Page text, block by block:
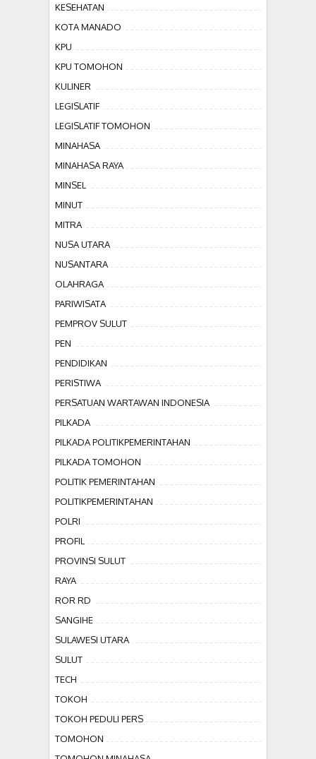
KESEHATAN
KOTA MANADO
KPU
KPU TOMOHON
KULINER
LEGISLATIF
LEGISLATIF TOMOHON
MINAHASA
MINAHASA RAYA
MINSEL
MINUT
MITRA
NUSA UTARA
NUSANTARA
OLAHRAGA
PARIWISATA
PEMPROV SULUT
PEN
PENDIDIKAN
PERISTIWA
PERSATUAN WARTAWAN INDONESIA
PILKADA
PILKADA POLITIKPEMERINTAHAN
PILKADA TOMOHON
POLITIK PEMERINTAHAN
POLITIKPEMERINTAHAN
POLRI
PROFIL
PROVINSI SULUT
RAYA
ROR RD
SANGIHE
SULAWESI UTARA
SULUT
TECH
TOKOH
TOKOH PEDULI PERS
TOMOHON